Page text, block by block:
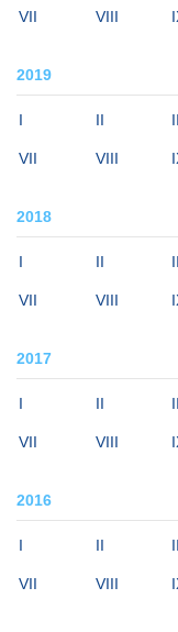
VII VIII
2019
I II
VII VIII
2018
I II
VII VIII
2017
I II
VII VIII
2016
I II
VII VIII